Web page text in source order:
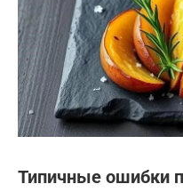
Типичные ошибки